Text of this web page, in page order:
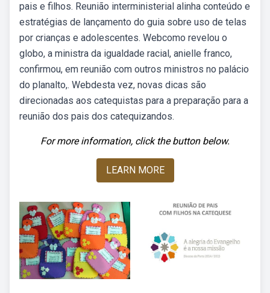
pais e filhos. Reunião interministerial alinha conteúdo e
estratégias de lançamento do guia sobre uso de telas
por crianças e adolescentes. Webcomo revelou o
globo, a ministra da igualdade racial, anielle franco,
confirmou, em reunião com outros ministros no palácio
do planalto,. Webdesta vez, novas dicas são
direcionadas aos catequistas para a preparação para a
reunião dos pais dos catequizandos.
For more information, click the button below.
LEARN MORE